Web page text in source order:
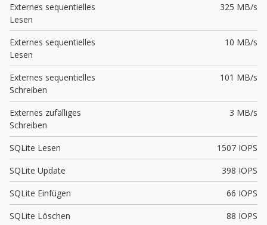
Externes sequentielles
Lesen
325 MB/s
Externes sequentielles
Lesen
10 MB/s
Externes sequentielles
Schreiben
101 MB/s
Externes zufälliges
Schreiben
3 MB/s
SQLite Lesen
1507 IOPS
SQLite Update
398 IOPS
SQLite Einfügen
66 IOPS
SQLite Löschen
88 IOPS